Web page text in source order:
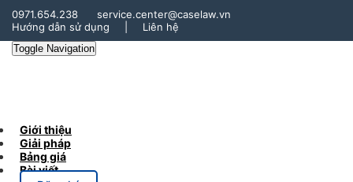
0971.654.238
service.center@caselaw.vn
Hướng dẫn sử dụng
Liên hệ
Toggle Navigation
Giới thiệu
Giải pháp
Bảng giá
Bài viết